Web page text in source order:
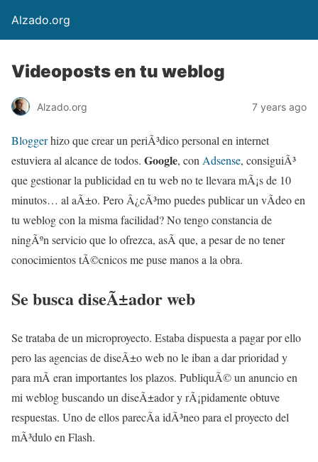
Alzado.org
Videoposts en tu weblog
Alzado.org 7 years ago
Bloggerhizo que crear un periÃ³dico personal en internet
estuviera al alcance de todos. Google, con Adsense, consiguiÃ³
que gestionar la publicidad en tu web no te llevara mÃ¡s de 10
minutos… al aÃ±o. Pero Â¿cÃ³mo puedes publicar un vÃ­deo en
tu weblog con la misma facilidad? No tengo constancia de
ningÃºn servicio que lo ofrezca, asÃ­ que, a pesar de no tener
conocimientos tÃ©cnicos me puse manos a la obra.
Se busca diseÃ±ador web
Se trataba de un microproyecto. Estaba dispuesta a pagar por ello
pero las agencias de diseÃ±o web no le iban a dar prioridad y
para mÃ­ eran importantes los plazos. PubliquÃ© un anuncio en
mi weblog buscando un diseÃ±ador y rÃ¡pidamente obtuve
respuestas. Uno de ellos parecÃ­a idÃ³neo para el proyecto del
mÃ³dulo en Flash.